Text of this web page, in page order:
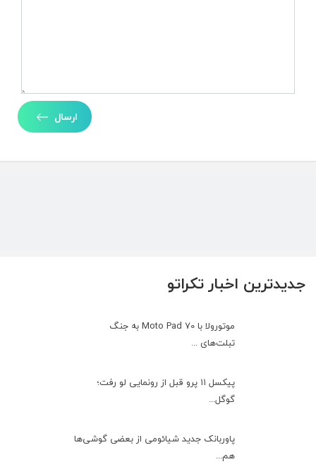
جدیدترین اخبار تکراتو
موتورولا با Moto Pad 70 به جنگ
تبلت‌های ...
پیکسل ۱۱ پرو قبل از رونمایی لو رفت؛
گوگل...
پاوربانک جدید شیائومی از بعضی گوشی‌ها
هم...
ارسال